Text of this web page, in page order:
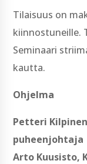
Tilaisuus on
kiinnostuneille.
Seminaari
kautta.
Ohjelma
Petteri
puheenjohtaja
Arto Kuusisto,